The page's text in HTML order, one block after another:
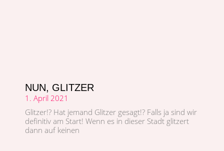
NUN, GLITZER
1. April 2021
Glitzer!? Hat jemand Glitzer gesagt!? Falls ja sind wir
defin­i­tiv am Start! Wenn es in dieser Stadt glitzert
dann auf keinen